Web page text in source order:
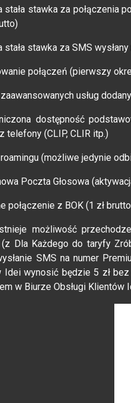
stała stawka za połączenia
stała stawka za SMS
połączeń (pierwszy
usług
dostępność
telefony (CLIP, CLIR itp.)
(możliwe jedynie
Poczta Głosowa
połączenie z BOK (1 zł
możliwość
Dla Każdego do taryfy
SMS na numer
Idei wynosić będzie 5 zł
w Biurze Obsługi Klientów